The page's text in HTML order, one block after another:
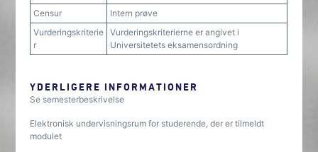
Censur
Intern prøve
Vurderingskriterie
r
Vurderingskriterierne er angivet i
Universitetets eksamensordning
YDERLIGERE INFORMATIONER
Se semesterbeskrivelse
Elektronisk undervisningsrum for studerende, der er tilmeldt
modulet